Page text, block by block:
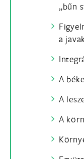
„bűn
a
A
A
A